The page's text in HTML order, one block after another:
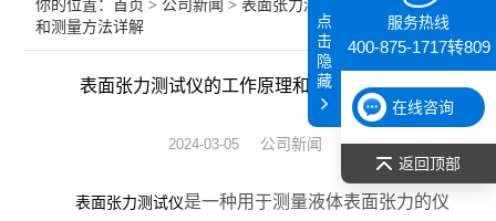
纳米粒度仪
膜厚仪
光谱部件及外设
你的位置：首页 > 公司新闻 > 表面张力测试仪的工作原理
和测量方法详解
表面张力测试仪的工作原理和测量方法详解
2024-03-05 公司新闻
表面张力测试仪是一种用于测量液体表面张力的仪
服务热线
400-875-1717转809
在线咨询
返回顶部
点
击
隐
藏